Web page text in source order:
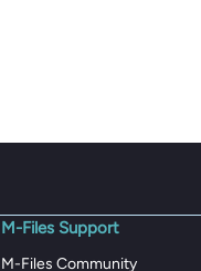
M-Files Support
M-Files Community